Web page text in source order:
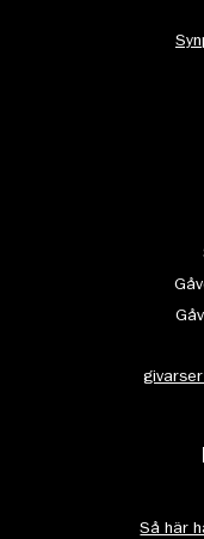
Så här